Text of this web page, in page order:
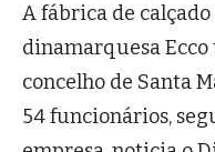
A fábrica de
dinamarquesa Ecco
concelho de Santa
54 funcionários,